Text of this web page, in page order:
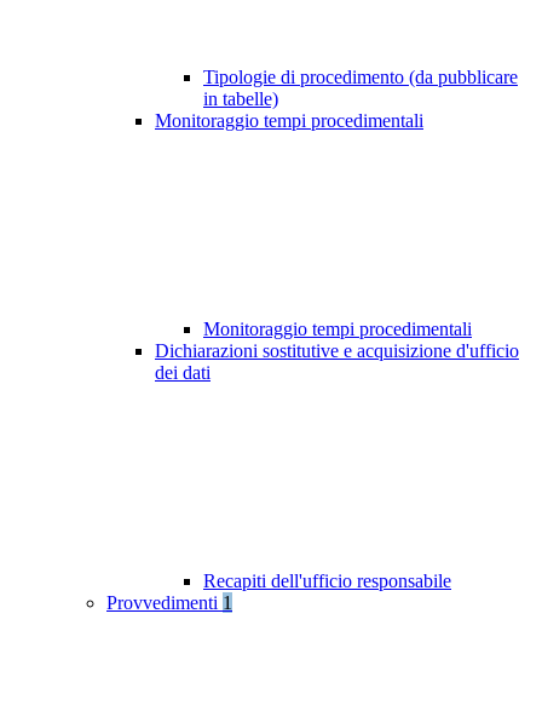
Tipologie di procedimento (da pubblicare
in tabelle)
Monitoraggio tempi procedimentali
Monitoraggio tempi procedimentali
Dichiarazioni sostitutive e acquisizione d'ufficio
dei dati
Recapiti dell'ufficio responsabile
Provvedimenti 1